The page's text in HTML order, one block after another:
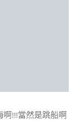
啊!!!當然是跳船啊